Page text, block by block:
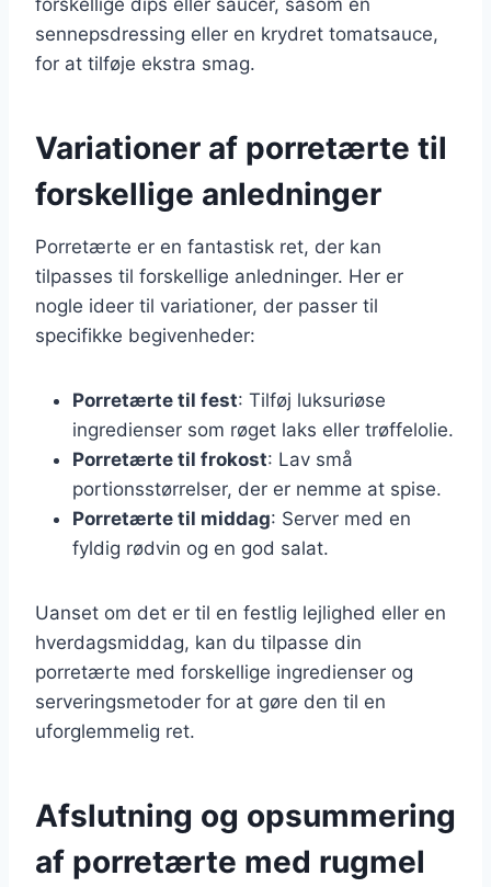
sennepsdressing eller en krydret tomatsauce,
for at tilføje ekstra smag.
Variationer af porretærte til
forskellige anledninger
Porretærte er en fantastisk ret, der kan
tilpasses til forskellige anledninger. Her er
nogle ideer til variationer, der passer til
specifikke begivenheder:
Porretærte til fest: Tilføj luksuriøse
ingredienser som røget laks eller trøffelolie.
Porretærte til frokost: Lav små
portionsstørrelser, der er nemme at spise.
Porretærte til middag: Server med en
fyldig rødvin og en god salat.
Uanset om det er til en festlig lejlighed eller en
hverdagsmiddag, kan du tilpasse din
porretærte med forskellige ingredienser og
serveringsmetoder for at gøre den til en
uforglemmelig ret.
Afslutning og opsummering
af porretærte med rugmel